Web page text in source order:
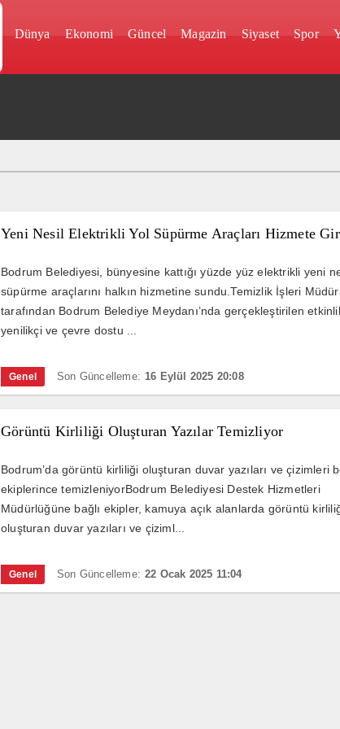
Dünya Ekonomi Güncel Magazin Siyaset Spor
Yeni Nesil Elektrikli Yol Süpürme Araçları Hizmete
Bodrum Belediyesi, bünyesine kattığı yüzde yüz elektrikli yeni
süpürme araçlarını halkın hizmetine sundu.Temizlik İşleri
tarafından Bodrum Belediye Meydanı’nda gerçekleştirilen
yenilikçi ve çevre dostu ...
Genel Son Güncelleme: 16 Eylül 2025 20:08
Görüntü Kirliliği Oluşturan Yazılar Temizliyor
Bodrum’da görüntü kirliliği oluşturan duvar yazıları ve çizimleri
ekiplerince temizleniyorBodrum Belediyesi Destek Hizmetleri
Müdürlüğüne bağlı ekipler, kamuya açık alanlarda görüntü
oluşturan duvar yazıları ve çiziml...
Genel Son Güncelleme: 22 Ocak 2025 11:04